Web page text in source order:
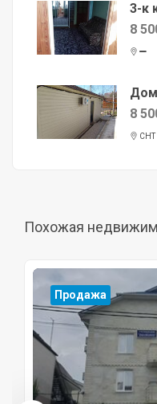
3-к
8
8
СНТ
Похожая
Продажа